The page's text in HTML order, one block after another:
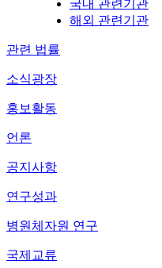
국내 관련기관
해외 관련기관
관련 법률
소식광장
홍보활동
언론
공지사항
연구성과
병원체자원 연구
국제교류